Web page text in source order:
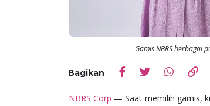
Gamis NBRS berbagai
Bagikan
NBRS Corp — Saat memilih gamis,